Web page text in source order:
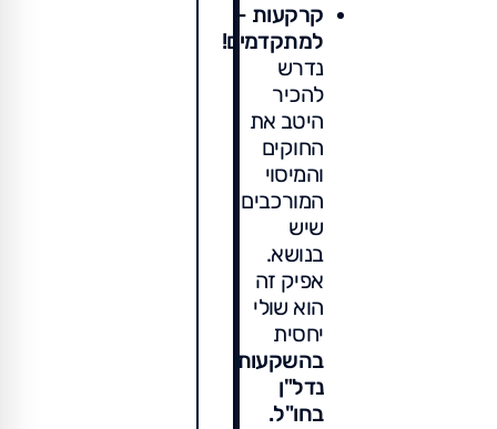
קרקעות -
למתקדמים!
נדרש
להכיר
היטב את
החוקים
והמיסוי
המורכבים
שיש
בנושא.
אפיק זה
הוא שולי
יחסית
בהשקעות
נדל"ן
בחו"ל.